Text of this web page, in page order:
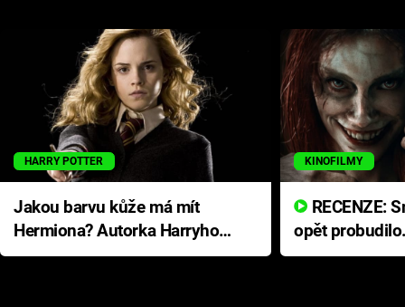
HARRY POTTER
Jakou barvu kůže má mít
Hermiona? Autorka Harryho
Pottera přišla s ráznou
KINOFILMY
opět
přichází s